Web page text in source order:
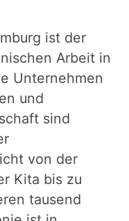
ist der
Arbeit in
Unternehmen
und
sind
von der
Kita bis zu
tausend